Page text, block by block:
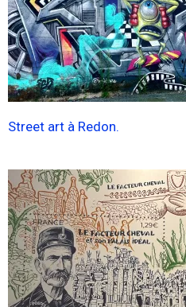
Street art à Redon.